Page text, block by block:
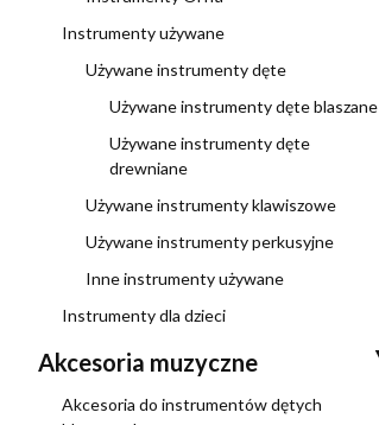
Instrumenty używane
Używane instrumenty dęte
Używane instrumenty dęte blaszane
Używane instrumenty dęte
drewniane
Używane instrumenty klawiszowe
Używane instrumenty perkusyjne
Inne instrumenty używane
Instrumenty dla dzieci
Akcesoria muzyczne
Akcesoria do instrumentów dętych